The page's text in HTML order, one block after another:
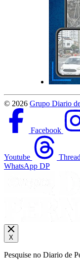
© 2026 Grupo Diario
Facebook
Youtube
WhatsApp DP
X
Pesquise no Diario de